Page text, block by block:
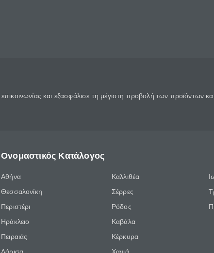
και εξασφάλισε τη μέγιστη προβολή των προϊόντων
Ονομαστικός Κατάλογος
Αθήνα
Θεσσαλονίκη
Περιστέρι
Ηράκλειο
Πειραιάς
Καλλιθέα
Σέρρες
Ρόδος
Καβάλα
Κέρκυρα